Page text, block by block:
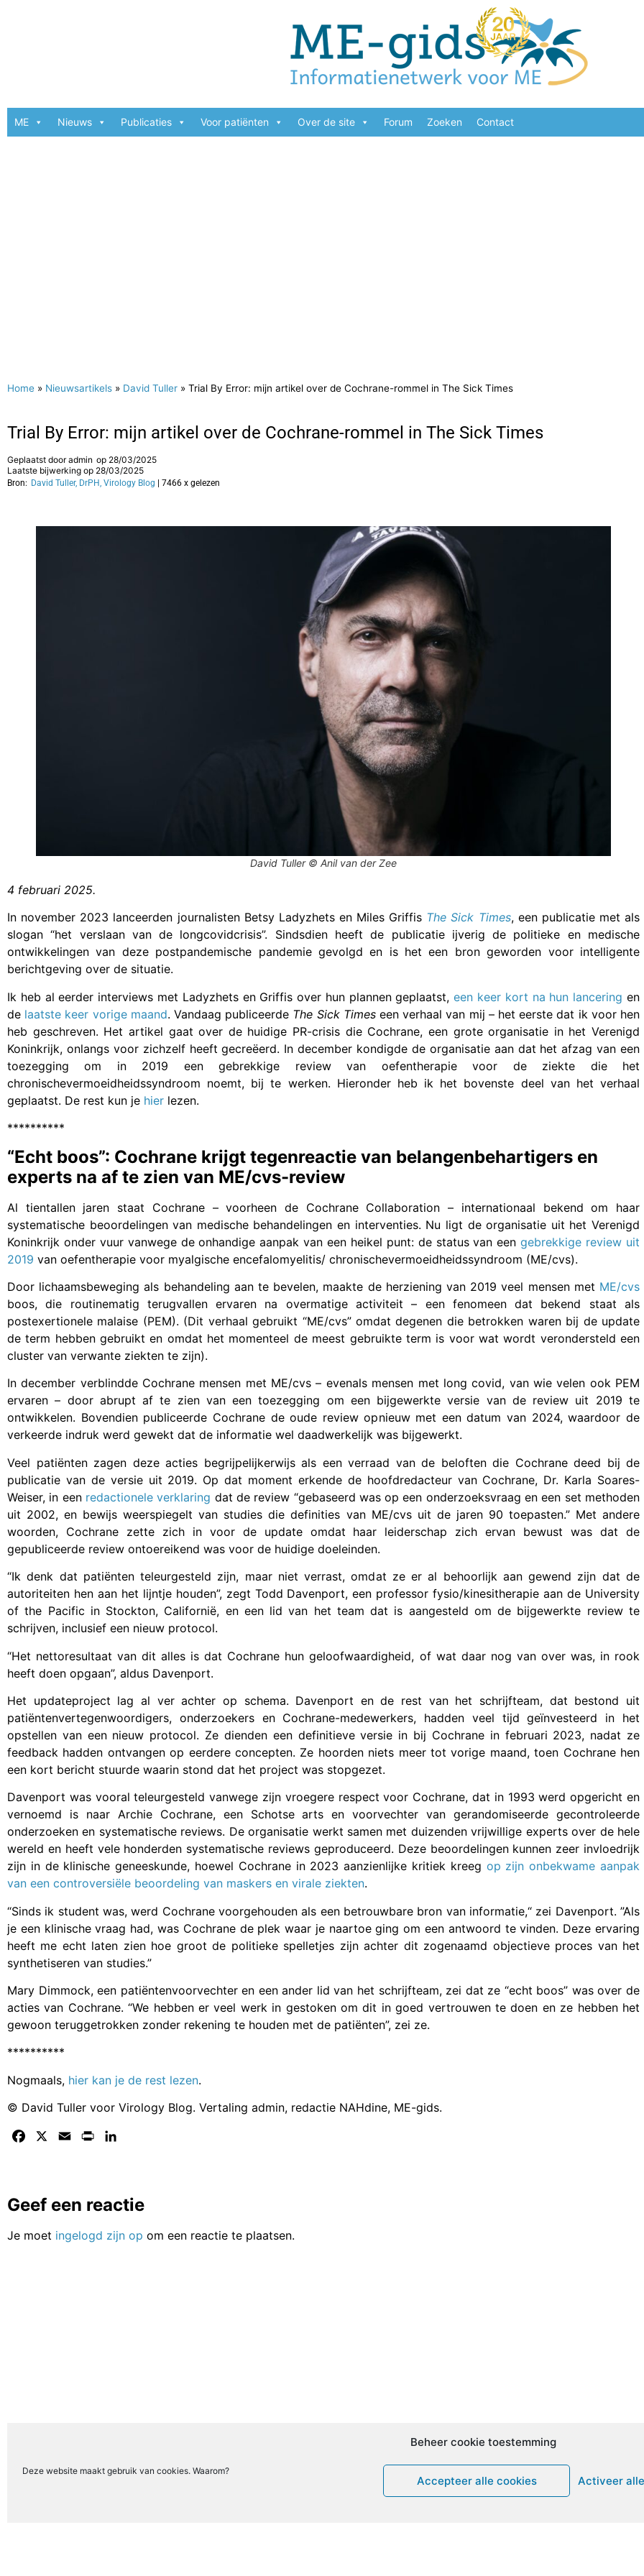
Beheer cookie toestemming
Deze website maakt gebruik van cookies. Waarom?
Accepteer alle cookies Activeer
ME Nieuws Publicaties Voor patiënten Over de site Forum Zoeken Contact
Home » Nieuwsartikels » David Tuller » Trial By Error: mijn artikel over de Cochrane-rommel in The Sick Times
Trial By Error: mijn artikel over de Cochrane-rommel in The Sick Times
Geplaatst dooradmin op 28/03/2025
Laatste bijwerking op 28/03/2025
Bron: David Tuller, DrPH, Virology Blog | 7466 x gelezen
David Tuller © Anil van der Zee
4 februari 2025.
In november 2023 lanceerden journalisten Betsy Ladyzhets en Miles Griffis The Sick Times, een publicatie met als
slogan “het verslaan van de longcovidcrisis”. Sindsdien heeft de publicatie ijverig de politieke en medische
ontwikkelingen van deze postpandemische pandemie gevolgd en is het een bron geworden voor intelligente
berichtgeving over de situatie.
Ik heb al eerder interviews met Ladyzhets en Griffis over hun plannen geplaatst,een keer kort na hun lancering en
de laatste keer vorige maand. Vandaag publiceerde The Sick Timeseen verhaal van mij – het eerste dat ik voor hen
heb geschreven. Het artikel gaat over de huidige PR-crisis die Cochrane, een grote organisatie in het Verenigd
Koninkrijk, onlangs voor zichzelf heeft gecreëerd. In december kondigde de organisatie aan dat het afzag van een
toezegging om in 2019 een gebrekkige review van oefentherapie voor de ziekte die het
chronischevermoeidheidssyndroom noemt, bij te werken. Hieronder heb ik het bovenste deel van het verhaal
geplaatst. De rest kun je hier lezen.
**********
“Echt boos”: Cochrane krijgt tegenreactie van belangenbehartigers en
experts na af te zien van ME/cvs-review
Al tientallen jaren staat Cochrane – voorheen de Cochrane Collaboration – internationaal bekend om haar
systematische beoordelingen van medische behandelingen en interventies. Nu ligt de organisatie uit het Verenigd
Koninkrijk onder vuur vanwege de onhandige aanpak van een heikel punt: de status van eengebrekkige review uit
2019 van oefentherapie voor myalgische encefalomyelitis/ chronischevermoeidheidssyndroom (ME/cvs).
Door lichaamsbeweging als behandeling aan te bevelen, maakte de herziening van 2019 veel mensen met ME/cvs
boos, die routinematig terugvallen ervaren na overmatige activiteit – een fenomeen dat bekend staat als
postexertionele malaise (PEM). (Dit verhaal gebruikt “ME/cvs” omdat degenen die betrokken waren bij de update
de term hebben gebruikt en omdat het momenteel de meest gebruikte term is voor wat wordt verondersteld een
cluster van verwante ziekten te zijn).
In december verblindde Cochrane mensen met ME/cvs – evenals mensen met long covid, van wie velen ook PEM
ervaren – door abrupt af te zien van een toezegging om een bijgewerkte versie van de review uit 2019 te
ontwikkelen. Bovendien publiceerde Cochrane de oude review opnieuw met een datum van 2024, waardoor de
verkeerde indruk werd gewekt dat de informatie wel daadwerkelijk was bijgewerkt.
Veel patiënten zagen deze acties begrijpelijkerwijs als een verraad van de beloften die Cochrane deed bij de
publicatie van de versie uit 2019. Op dat moment erkende de hoofdredacteur van Cochrane, Dr. Karla Soares-
Weiser, in een redactionele verklaring dat de review “gebaseerd was op een onderzoeksvraag en een set methoden
uit 2002, en bewijs weerspiegelt van studies die definities van ME/cvs uit de jaren 90 toepasten.” Met andere
woorden, Cochrane zette zich in voor de update omdat haar leiderschap zich ervan bewust was dat de
gepubliceerde review ontoereikend was voor de huidige doeleinden.
“Ik denk dat patiënten teleurgesteld zijn, maar niet verrast, omdat ze er al behoorlijk aan gewend zijn dat de
autoriteiten hen aan het lijntje houden”, zegt Todd Davenport, een professor fysio/kinesitherapie aan de University
of the Pacific in Stockton, Californië, en een lid van het team dat is aangesteld om de bijgewerkte review te
schrijven, inclusief een nieuw protocol.
“Het nettoresultaat van dit alles is dat Cochrane hun geloofwaardigheid, of wat daar nog van over was, in rook
heeft doen opgaan”, aldus Davenport.
Het updateproject lag al ver achter op schema. Davenport en de rest van het schrijfteam, dat bestond uit
patiëntenvertegenwoordigers, onderzoekers en Cochrane-medewerkers, hadden veel tijd geïnvesteerd in het
opstellen van een nieuw protocol. Ze dienden een definitieve versie in bij Cochrane in februari 2023, nadat ze
feedback hadden ontvangen op eerdere concepten. Ze hoorden niets meer tot vorige maand, toen Cochrane hen
een kort bericht stuurde waarin stond dat het project was stopgezet.
Davenport was vooral teleurgesteld vanwege zijn vroegere respect voor Cochrane, dat in 1993 werd opgericht en
vernoemd is naar Archie Cochrane, een Schotse arts en voorvechter van gerandomiseerde gecontroleerde
onderzoeken en systematische reviews. De organisatie werkt samen met duizenden vrijwillige experts over de hele
wereld en heeft vele honderden systematische reviews geproduceerd. Deze beoordelingen kunnen zeer invloedrijk
zijn in de klinische geneeskunde, hoewel Cochrane in 2023 aanzienlijke kritiek kreeg op zijn onbekwame aanpak
van een controversiële beoordeling van maskers en virale ziekten.
“Sinds ik student was, werd Cochrane voorgehouden als een betrouwbare bron van informatie,“ zei Davenport. ”Als
je een klinische vraag had, was Cochrane de plek waar je naartoe ging om een antwoord te vinden. Deze ervaring
heeft me echt laten zien hoe groot de politieke spelletjes zijn achter dit zogenaamd objectieve proces van het
synthetiseren van studies.”
Mary Dimmock, een patiëntenvoorvechter en een ander lid van het schrijfteam, zei dat ze “echt boos” was over de
acties van Cochrane. “We hebben er veel werk in gestoken om dit in goed vertrouwen te doen en ze hebben het
gewoon teruggetrokken zonder rekening te houden met de patiënten”, zei ze.
**********
Nogmaals, hier kan je de rest lezen.
© David Tuller voor Virology Blog. Vertaling admin, redactie NAHdine, ME-gids.
Facebook Email Print
Geef een reactie
Je moet ingelogd zijn op om een reactie te plaatsen.